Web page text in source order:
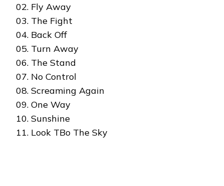
02. Fly Away
03. The Fight
04. Back Off
05. Turn Away
06. The Stand
07. No Control
08. Screaming Again
09. One Way
10. Sunshine
11. Look TBo The Sky